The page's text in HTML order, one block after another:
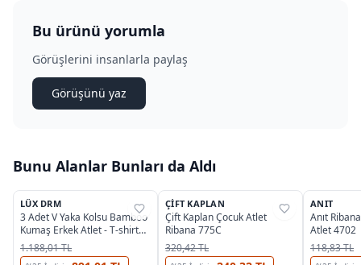
Bu ürünü yorumla
Görüşlerini insanlarla paylaş
Görüşünü yaz
Bunu Alanlar Bunları da Aldı
%35
LÜX DRM
3 Adet V Yaka Kolsu Bamboo
Kumaş Erkek Atlet - T-shirt
Lüx DRM 3904
1.188,01 TL
%39
ÇIFT KAPLAN
Çift Kaplan Çocuk Atlet
Ribana 775C
320,42 TL
%38
ANIT
Anıt
Atlet 4702
118,83 TL